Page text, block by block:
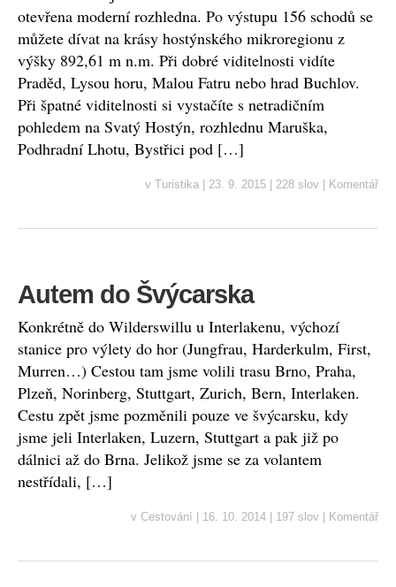
otevřena moderní rozhledna. Po výstupu 156 schodů se
můžete dívat na krásy hostýnského mikroregionu z
výšky 892,61 m n.m. Při dobré viditelnosti vidíte
Praděd, Lysou horu, Malou Fatru nebo hrad Buchlov.
Při špatné viditelnosti si vystačíte s netradičním
pohledem na Svatý Hostýn, rozhlednu Maruška,
Podhradní Lhotu, Bystřici pod […]
v Turistika 23. 9. 2015 228 slov Komentář
Autem do Švýcarska
Konkrétně do Wilderswillu u Interlakenu, výchozí
stanice pro výlety do hor (Jungfrau, Harderkulm, First,
Murren…) Cestou tam jsme volili trasu Brno, Praha,
Plzeň, Norinberg, Stuttgart, Zurich, Bern, Interlaken.
Cestu zpět jsme pozměnili pouze ve švýcarsku, kdy
jsme jeli Interlaken, Luzern, Stuttgart a pak již po
dálnici až do Brna. Jelikož jsme se za volantem
nestřídali, […]
v Cestování 16. 10. 2014 197 slov Komentář